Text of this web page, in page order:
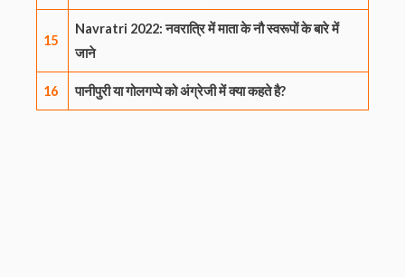
15
Navratri 2022: नवरात्रि में माता के नौ स्वरूपों के बारे में
जाने
16 पानीपुरी या गोलगप्पे को अंग्रेजी में क्या कहते है?